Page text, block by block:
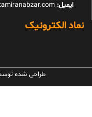
ایمیل:
نماد الکترونیک
طراحی شده